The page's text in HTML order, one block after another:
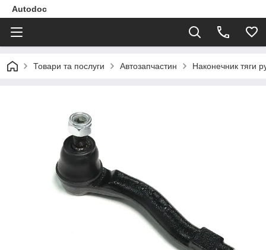
Autodoc
Товари та послуги Автозапчастин Наконечник тяги